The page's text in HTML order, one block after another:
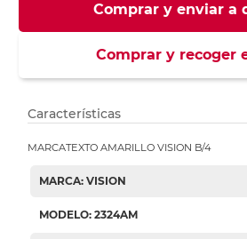
Comprar y enviar a
Comprar y recoger
Características
MARCATEXTO AMARILLO VISION B/4
MARCA: VISION
MODELO: 2324AM